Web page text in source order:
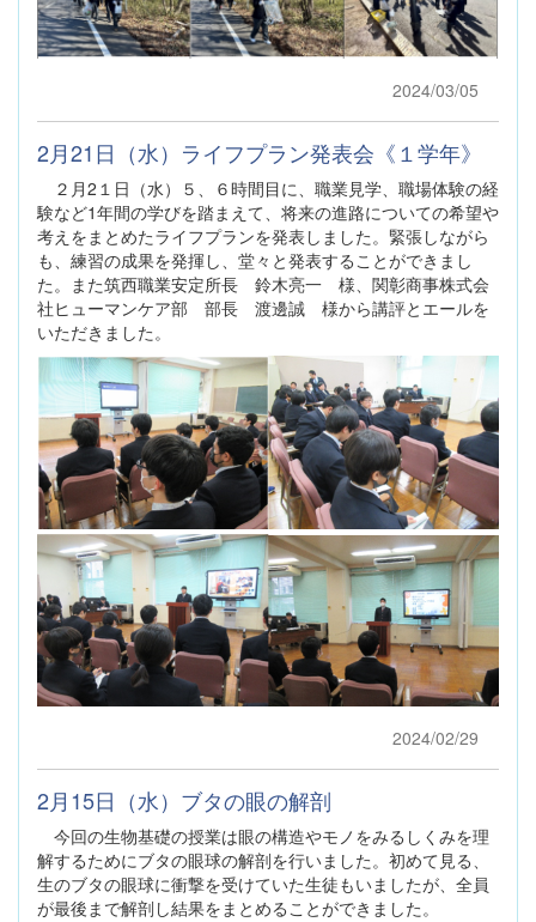
2024/03/05
2月21日（水）ライフプラン発表会《１学年》
２月2１日（水）５、６時間目に、職業見学、職場体験の経
験など1年間の学びを踏まえて、将来の進路についての希望や
考えをまとめたライフプランを発表しました。緊張しながら
も、練習の成果を発揮し、堂々と発表することができまし
た。また筑西職業安定所長 鈴木亮一 様、関彰商事株式会
社ヒューマンケア部 部長 渡邊誠 様から講評とエールを
いただきました。
2024/02/29
2月15日（水）ブタの眼の解剖
今回の生物基礎の授業は眼の構造やモノをみるしくみを理
解するためにブタの眼球の解剖を行いました。初めて見る、
生のブタの眼球に衝撃を受けていた生徒もいましたが、全員
が最後まで解剖し結果をまとめることができました。